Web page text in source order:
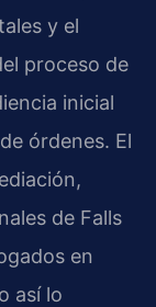
y el
proceso de
inicial
órdenes. El
de Falls
en
así lo